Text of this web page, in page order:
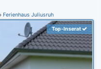
Ferienhaus Juliusruh
Top-Inserat